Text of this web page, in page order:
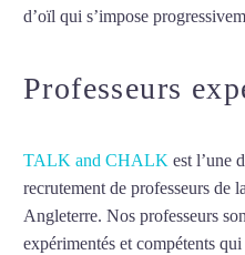
d’oïl qui s’impose
Professeurs
TALK and CHALK est l’une
recrutement de professeurs de
Angleterre. Nos professeurs
expérimentés et compétents